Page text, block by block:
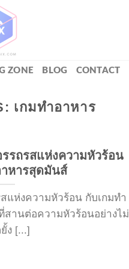
ZONE BLOG CONTACT
เกมทำอาหาร
รถรสแห่งความหัวร้อน
หารสุดมันส์
สแห่งความหัวร้อน กับเกมทำ
านต่อความหัวร้อนอย่างไม่
ง [...]